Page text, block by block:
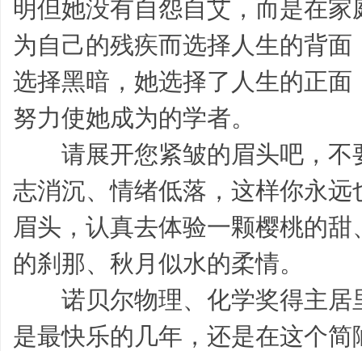
明但她没有自怨自艾，而是在
为自己的残疾而选择人生的背
选择黑暗，她选择了人生的正
努力使她成为的学者。
请展开您紧皱的眉头吧，不
志消沉、情绪低落，这样你永
眉头，认真去体验一颗樱桃的
的刹那、秋月似水的柔情。
诺贝尔物理、化学奖得主居
是最快乐的几年，还是在这个